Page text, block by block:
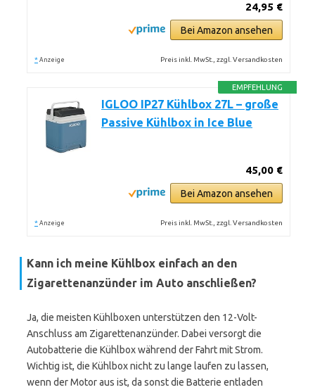
24,95 €
Bei Amazon ansehen
* Anzeige Preis inkl. MwSt., zzgl. Versandkosten
EMPFEHLUNG
IGLOO IP27 Kühlbox 27L – große
Passive Kühlbox in Ice Blue
45,00 €
Bei Amazon ansehen
* Anzeige Preis inkl. MwSt., zzgl. Versandkosten
Kann ich meine Kühlbox einfach an den
Zigarettenanzünder im Auto anschließen?
Ja, die meisten Kühlboxen unterstützen den 12-Volt-
Anschluss am Zigarettenanzünder. Dabei versorgt die
Autobatterie die Kühlbox während der Fahrt mit Strom.
Wichtig ist, die Kühlbox nicht zu lange laufen zu lassen,
wenn der Motor aus ist, da sonst die Batterie entladen